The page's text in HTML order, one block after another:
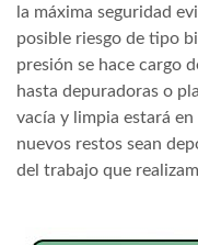
la máxima seguridad
posible riesgo de tipo
presión se hace cargo
hasta depuradoras o
vacía y limpia estará
nuevos restos sean
del trabajo que